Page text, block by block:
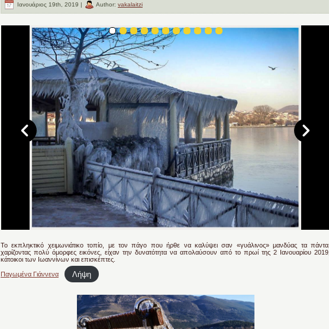
Ιανουάριος 19th, 2019 | Author: vakalaitzi
Το εκπληκτικό χειμωνιάτικο τοπίο, με τον πάγο που ήρθε να καλύψει σαν «γυάλινος» μανδύας τα πάντα,
χαρίζοντας πολύ όμορφες εικόνες, είχαν την δυνατότητα να απολαύσουν από το πρωί της 2 Ιανουαρίου 2019,
κάτοικοι των Ιωαννίνων και επισκέπτες.
Παγωμένα Γιάννενα Λήψη